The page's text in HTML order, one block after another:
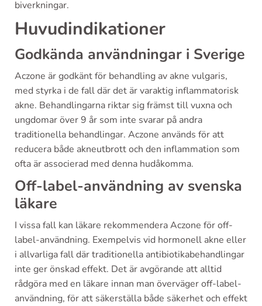
biverkningar.
Huvudindikationer
Godkända användningar i Sverige
Aczone är godkänt för behandling av akne vulgaris,
med styrka i de fall där det är varaktig inflammatorisk
akne. Behandlingarna riktar sig främst till vuxna och
ungdomar över 9 år som inte svarar på andra
traditionella behandlingar. Aczone används för att
reducera både akneutbrott och den inflammation som
ofta är associerad med denna hudåkomma.
Off-label-användning av svenska
läkare
I vissa fall kan läkare rekommendera Aczone för off-
label-användning. Exempelvis vid hormonell akne eller
i allvarliga fall där traditionella antibiotikabehandlingar
inte ger önskad effekt. Det är avgörande att alltid
rådgöra med en läkare innan man överväger off-label-
användning, för att säkerställa både säkerhet och effekt